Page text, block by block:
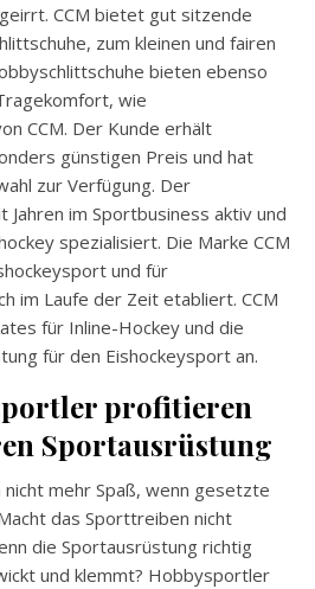
CCM bietet gut sitzende
zum kleinen und fairen
bieten ebenso
wie
CCM. Der Kunde erhält
günstigen Preis und hat
zur Verfügung. Der
Jahren im Sportbusiness aktiv und
spezialisiert. Die Marke CCM
und für
im Laufe der Zeit etabliert. CCM
für Inline-Hockey und die
für den Eishockeysport an.
profitieren
Sportausrüstung
nicht mehr Spaß, wenn gesetzte
das Sporttreiben nicht
die Sportausrüstung richtig
und klemmt? Hobbysportler